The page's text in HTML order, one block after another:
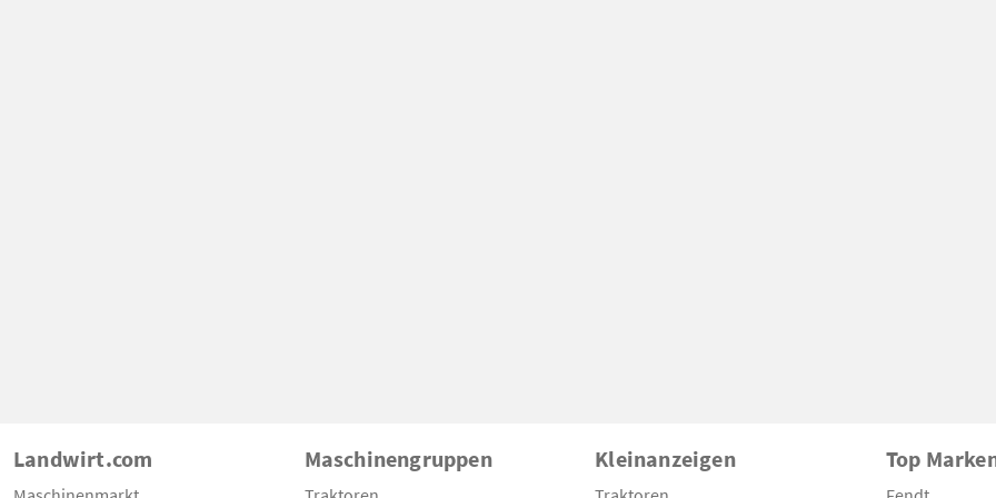
Landwirt.com Maschinengruppen Kleinanzeigen Top